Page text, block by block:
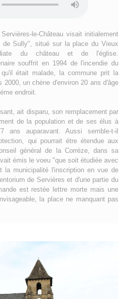
le-Château visait initialement
Sully", situé sur la place du Vieux
du château et de l'église.
souffrit en 1994 de l'incendie du
était malade, la commune prit la
un chéne d'environ 20 ans d'âge
endroit.
ait disparu, son remplacement par
de la population et de ses élus à
ans auparavant. Aussi semble-t-il
qui pourrait étre étendue aux
général de la Corrèze, dans sa
émis le voeu "que soit étudiée avec
la municipalité l'inscription en vue de
de Servières et d'une partie du
est restée lettre morte mais une
la place ne manquant pas